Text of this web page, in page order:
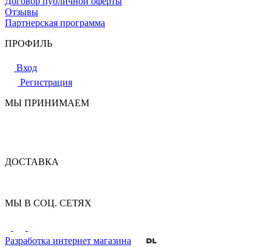
Отзывы
Партнерская программа
ПРОФИЛЬ
Вход
Регистрация
МЫ ПРИНИМАЕМ
ДОСТАВКА
МЫ В СОЦ. СЕТЯХ
Разработка интернет магазина